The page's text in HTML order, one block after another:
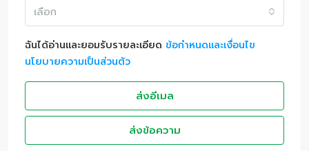
เลือก
ฉันได้อ่านและยอมรับรายละเอียด ข้อกำหนดและเงื่อนไข
นโยบายความเป็นส่วนตัว
ส่งอีเมล
ส่งข้อความ